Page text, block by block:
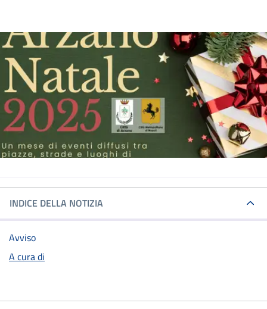
INDICE DELLA NOTIZIA
Avviso
A cura di